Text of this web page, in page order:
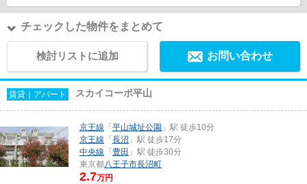
チェックした物件をまとめて
検討リストに追加 お問い合わせ
賃貸｜アパート スカイコーポ平山
京王線 「平山城址公園 」駅 徒歩10分
京王線 「長沼 」駅 徒歩17分
中央線 「豊田 」駅 徒歩30分
東京都八王子市長沼町
2.7万円